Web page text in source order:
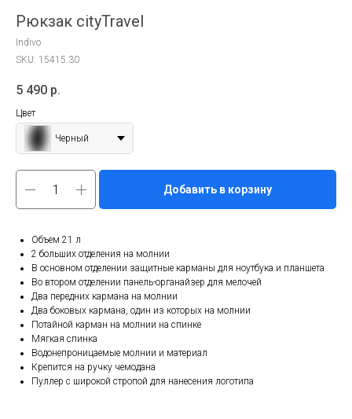
Рюкзак cityTravel
Indivo
SKU: 15415.30
5 490 р.
Цвет
Черный
Добавить в корзину
Объем 21 л
2 больших отделения на молнии
В основном отделении защитные карманы для ноутбука и планшета
Во втором отделении панель-органайзер для мелочей
Два передних кармана на молнии
Два боковых кармана, один из которых на молнии
Потайной карман на молнии на спинке
Мягкая спинка
Водонепроницаемые молнии и материал
Крепится на ручку чемодана
Пуллер с широкой стропой для нанесения логотипа